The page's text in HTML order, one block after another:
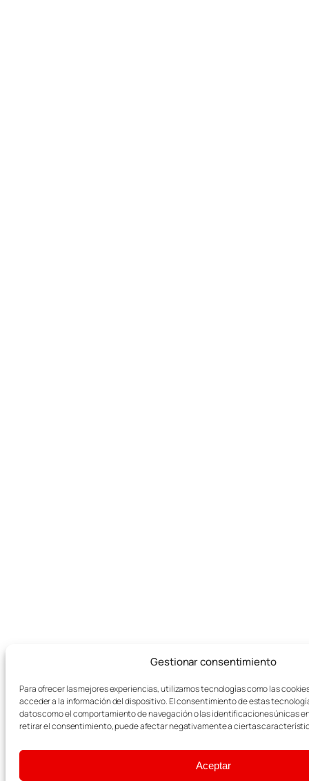
Gestionar consentimiento
Para ofrecer las mejores experiencias, utilizamos tecnologías como las
acceder a la información del dispositivo. El consentimiento de estas
datos como el comportamiento de navegación o las identificaciones únicas
retirar el consentimiento, puede afectar negativamente a ciertas
Aceptar